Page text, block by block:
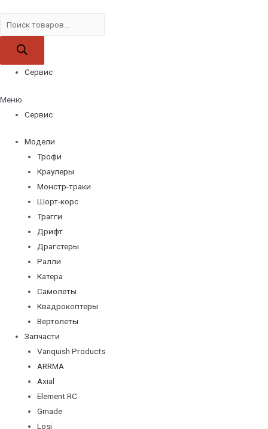
товаров
Сервис
Меню
Сервис
Модели
Трофи
Краулеры
Монстр-траки
Шорт-корс
Трагги
Дрифт
Драгстеры
Ралли
Катера
Самолеты
Квадрокоптеры
Вертолеты
Запчасти
Vanquish Products
ARRMA
Axial
Element RC
Gmade
Losi